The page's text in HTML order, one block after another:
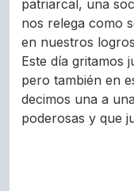
patriarcal, una
nos relega como
en nuestros
Este día gritamos
pero también en
decimos una a
poderosas y que